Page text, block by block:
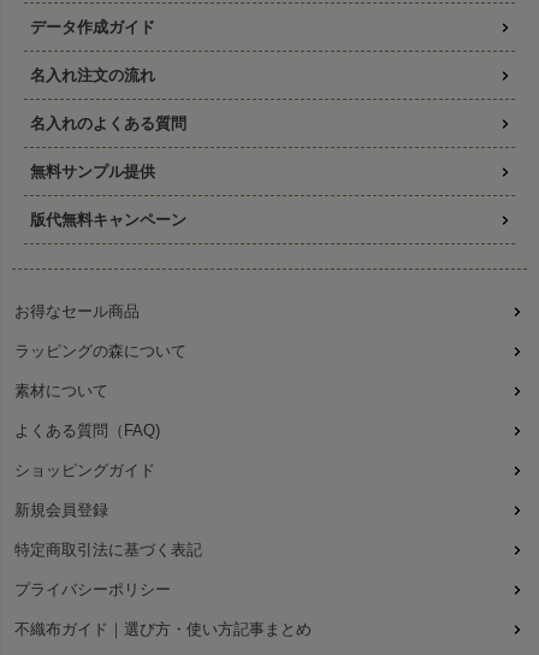
データ作成ガイド
名入れ注文の流れ
名入れのよくある質問
無料サンプル提供
版代無料キャンペーン
お得なセール商品
ラッピングの森について
素材について
よくある質問（FAQ)
ショッピングガイド
新規会員登録
特定商取引法に基づく表記
プライバシーポリシー
不織布ガイド｜選び方・使い方記事まとめ